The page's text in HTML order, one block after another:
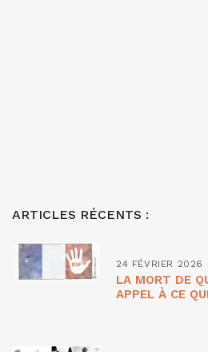
ARTICLES RÉCENTS :
24 FÉVRIER 2026
LA MORT DE
APPEL À CE